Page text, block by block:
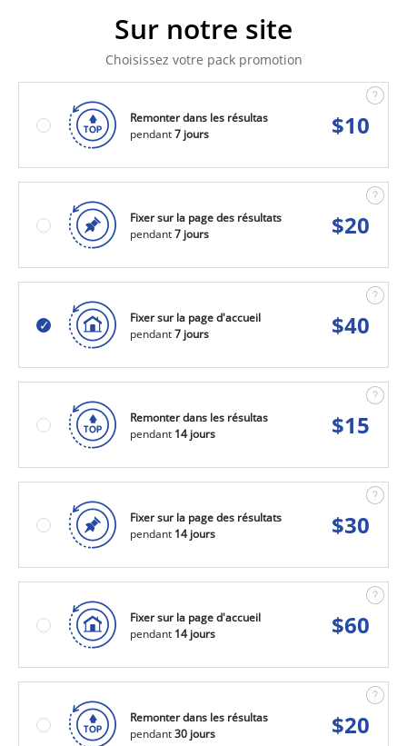
Sur notre site
Choisissez votre pack promotion
Remonter dans les résultas
pendant7 jours $10
Fixer sur la page des résultats
pendant7 jours $20
Fixer sur la page d'accueil
pendant7 jours $40
Remonter dans les résultas
pendant 14 jours $15
Fixer sur la page des résultats
pendant 14 jours $30
Fixer sur la page d'accueil
pendant 14 jours $60
Remonter dans les résultas
pendant30 jours $20